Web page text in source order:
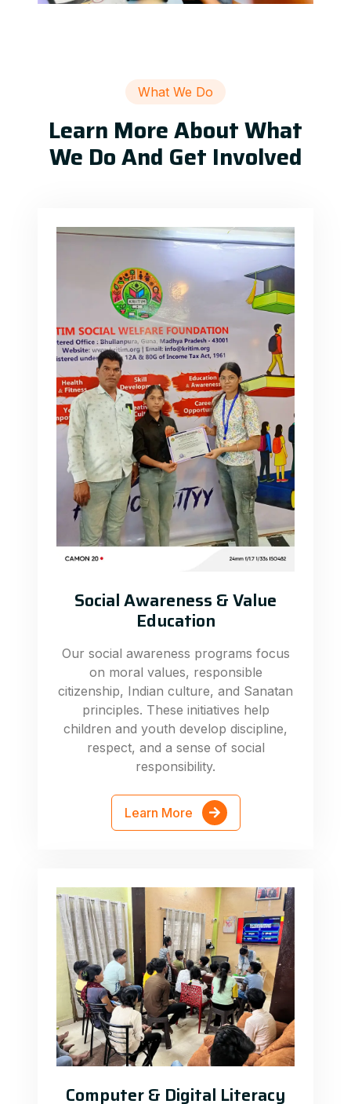
What We Do
Learn More About What
We Do And Get Involved
Social Awareness & Value
Education
Our social awareness programs focus
on moral values, responsible
citizenship, Indian culture, and Sanatan
principles. These initiatives help
children and youth develop discipline,
respect, and a sense of social
responsibility.
Learn More
Computer & Digital Literacy